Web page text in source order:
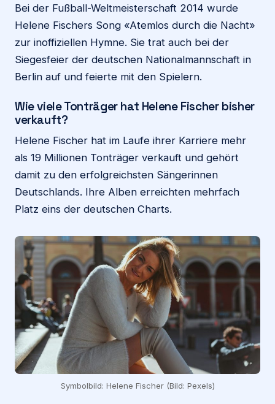
Bei der Fußball-Weltmeisterschaft 2014 wurde
Helene Fischers Song «Atemlos durch die Nacht»
zur inoffiziellen Hymne. Sie trat auch bei der
Siegesfeier der deutschen Nationalmannschaft in
Berlin auf und feierte mit den Spielern.
Wie viele Tonträger hat Helene Fischer bisher
verkauft?
Helene Fischer hat im Laufe ihrer Karriere mehr
als 19 Millionen Tonträger verkauft und gehört
damit zu den erfolgreichsten Sängerinnen
Deutschlands. Ihre Alben erreichten mehrfach
Platz eins der deutschen Charts.
Symbolbild: Helene Fischer (Bild: Pexels)